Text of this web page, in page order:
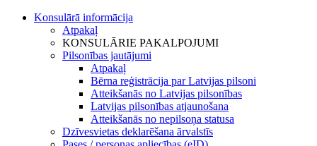
Konsulārā informācija
Atpakaļ
KONSULĀRIE PAKALPOJUMI
Pilsonības jautājumi
Atpakaļ
Bērna reģistrācija par Latvijas pilsoni
Atteikšanās no Latvijas pilsonības
Latvijas pilsonības atjaunošana
Atteikšanās no nepilsoņa statusa
Dzīvesvietas deklarēšana ārvalstīs